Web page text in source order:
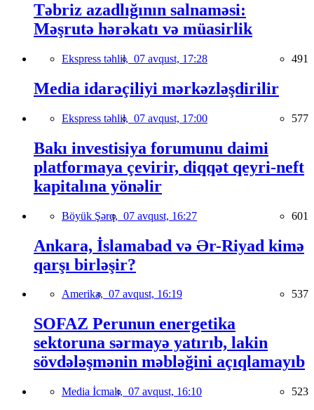
Təbriz azadlığının salnaməsi:
Məşrutə hərəkatı və müasirlik
Ekspress təhlil, 07 avqust, 17:28 491
Media idarəçiliyi mərkəzləşdirilir
Ekspress təhlil, 07 avqust, 17:00 577
Bakı investisiya forumunu daimi
platformaya çevirir, diqqət qeyri-neft
kapitalına yönəlir
Böyük Şərq, 07 avqust, 16:27 601
Ankara, İslamabad və Ər-Riyad kimə
qarşı birləşir?
Amerika, 07 avqust, 16:19 537
SOFAZ Perunun energetika
sektoruna sərmayə yatırıb, lakin
sövdələşmənin məbləğini açıqlamayıb
Media İcmalı, 07 avqust, 16:10 523